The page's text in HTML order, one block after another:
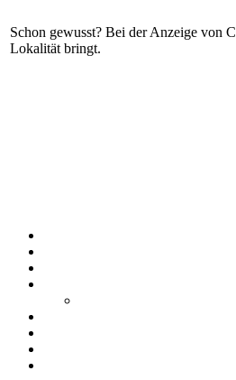
Schon gewusst? Bei der Anzeige von
Lokalität bringt.